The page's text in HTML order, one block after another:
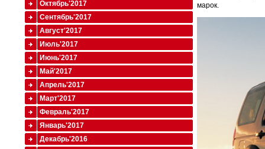
марок.
Октябрь'2017
Сентябрь'2017
Август'2017
Июль'2017
Июнь'2017
Май'2017
Апрель'2017
Март'2017
Февраль'2017
Январь'2017
Декабрь'2016